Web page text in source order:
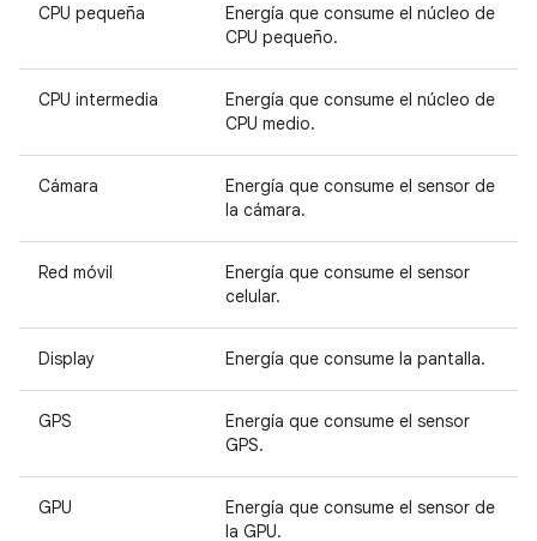
CPU pequeña
Energía que consume el núcleo de
CPU pequeño.
CPU intermedia
Energía que consume el núcleo de
CPU medio.
Cámara
Energía que consume el sensor de
la cámara.
Red móvil
Energía que consume el sensor
celular.
Display Energía que consume la pantalla.
GPS
Energía que consume el sensor
GPS.
GPU
Energía que consume el sensor de
la GPU.